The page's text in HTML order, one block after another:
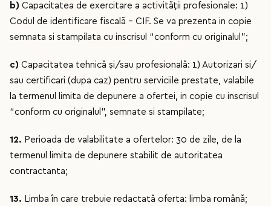
b) Capacitatea de exercitare a activității profesionale: 1)
Codul de identificare fiscală – CIF. Se va prezenta in copie
semnata si stampilata cu inscrisul “conform cu originalul”;
c) Capacitatea tehnică și/sau profesională: 1) Autorizari si/
sau certificari (dupa caz) pentru serviciile prestate, valabile
la termenul limita de depunere a ofertei, in copie cu inscrisul
“conform cu originalul”, semnate si stampilate;
12. Perioada de valabilitate a ofertelor: 30 de zile, de la
termenul limita de depunere stabilit de autoritatea
contractanta;
13. Limba în care trebuie redactată oferta: limba română;